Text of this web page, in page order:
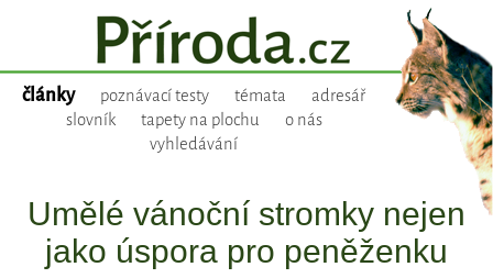
články poznávací testy témata
adresář
slovník
tapety na plochu
o nás
vyhledávání
Umělé vánoční stromky nejen
jako úspora pro peněženku